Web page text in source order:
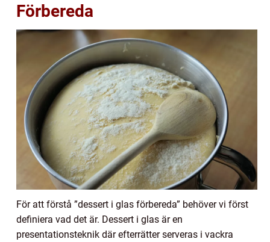
Förbereda
För att förstå ”dessert i glas förbereda” behöver vi först
definiera vad det är. Dessert i glas är en
presentationsteknik där efterrätter serveras i vackra